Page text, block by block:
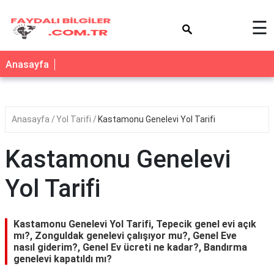
☰
Anasayfa
Anasayfa Yol Tarifi Kastamonu Genelevi Yol Tarifi
Kastamonu Genelevi
Yol Tarifi
Kastamonu Genelevi Yol Tarifi, Tepecik genel evi açık
mı?, Zonguldak genelevi çalışıyor mu?, Genel Eve
nasıl giderim?, Genel Ev ücreti ne kadar?, Bandırma
genelevi kapatıldı mı?